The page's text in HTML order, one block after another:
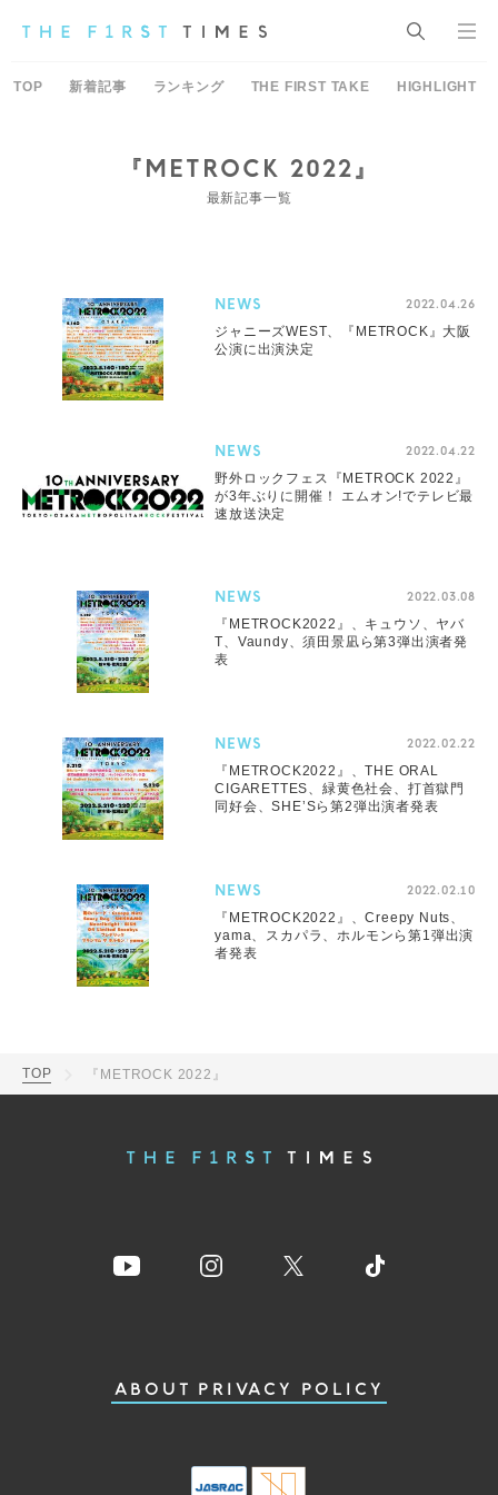
TOP 新着記事 ランキング THE FIRST TAKE HIGHLIGHT
『METROCK 2022』
最新記事一覧
NEWS 2022.04.26
ジャニーズWEST、『METROCK』大阪
公演に出演決定
NEWS 2022.04.22
野外ロックフェス『METROCK 2022』
が3年ぶりに開催！ エムオン!でテレビ最
速放送決定
NEWS 2022.03.08
『METROCK2022』、キュウソ、ヤバ
T、Vaundy、須田景凪ら第3弾出演者発
表
NEWS 2022.02.22
『METROCK2022』、THE ORAL
CIGARETTES、緑黄色社会、打首獄門
同好会、SHE’Sら第2弾出演者発表
NEWS 2022.02.10
『METROCK2022』、Creepy Nuts、
yama、スカパラ、ホルモンら第1弾出演
者発表
TOP 『METROCK 2022』
ABOUT PRIVACY POLICY